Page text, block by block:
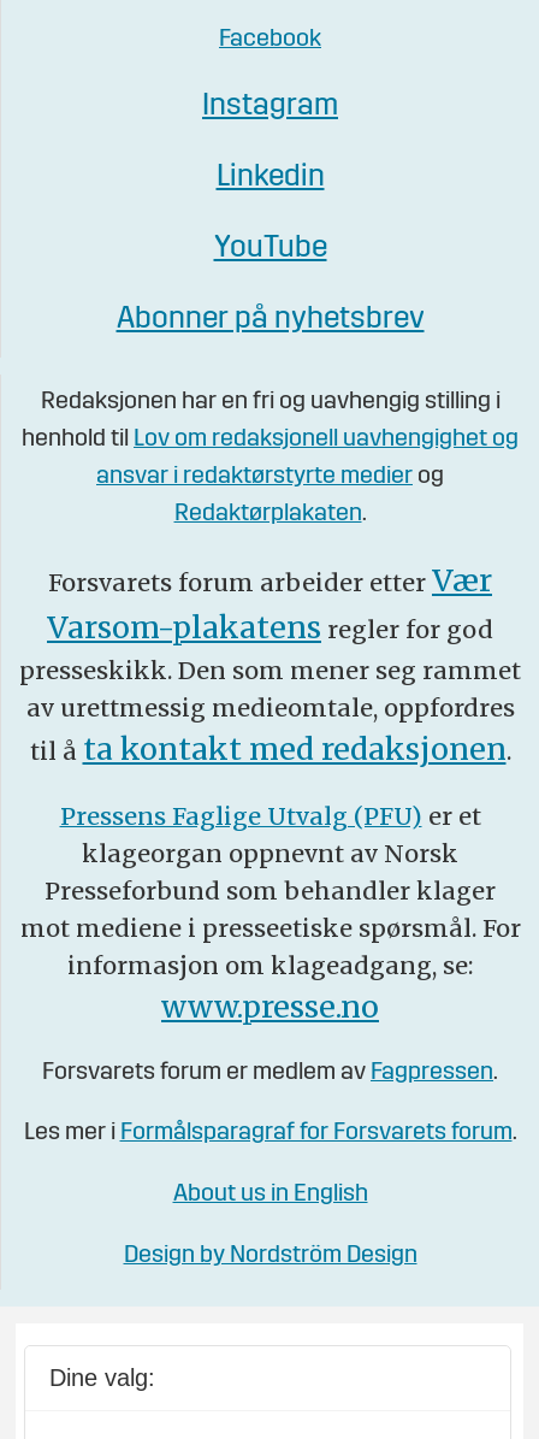
Facebook
Instagram
Linkedin
YouTube
Abonner på nyhetsbrev
Redaksjonen har en fri og uavhengig stilling i
henhold til Lov om redaksjonell uavhengighet og
ansvar i redaktørstyrte medier og
Redaktørplakaten.
Forsvarets forum arbeider etter Vær
Varsom-plakatens regler for god
presseskikk. Den som mener seg rammet
av urettmessig medieomtale, oppfordres
til å ta kontakt med redaksjonen.
Pressens Faglige Utvalg (PFU) er et
klageorgan oppnevnt av Norsk
Presseforbund som behandler klager
mot mediene i presseetiske spørsmål. For
informasjon om klageadgang, se:
www.presse.no
Forsvarets forum er medlem av Fagpressen.
Les mer i Formålsparagraf for Forsvarets forum.
About us in English
Design by Nordström Design
Dine valg: